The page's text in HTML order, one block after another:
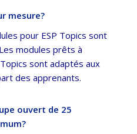
mesure?
pour ESP Topics sont
modules prêts à
Topics sont adaptés aux
des apprenants.
ouvert de 25